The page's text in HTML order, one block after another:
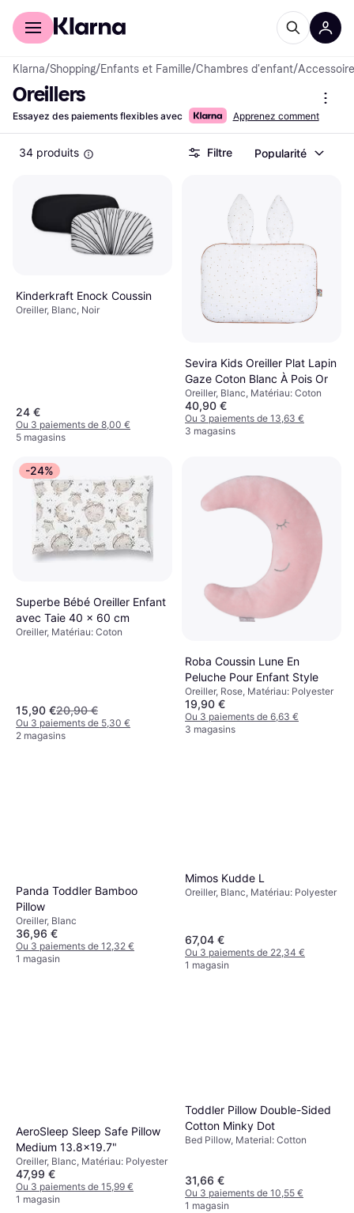
Acheter avec Klarna
Klarna/Shopping/Enfants et Famille/Chambres d'enfant/
Oreillers
Essayez des paiements flexibles avec Apprenez comment
34 produits Filtre Popularité
Kinderkraft Enock Coussin
Oreiller, Blanc, Noir
24 €
Ou 3 paiements de 8,00 €
5 magasins
Sevira Kids Oreiller Plat Lapin
Gaze Coton Blanc À Pois Or
Oreiller, Blanc, Matériau: Coton
40,90 €
Ou 3 paiements de 13,63 €
3 magasins
-24%
Superbe Bébé Oreiller Enfant
avec Taie 40 x 60 cm
Oreiller, Matériau: Coton
15,90 €20,90 €
Ou 3 paiements de 5,30 €
2 magasins
Roba Coussin Lune En
Peluche Pour Enfant Style
Oreiller, Rose, Matériau: Polyester
19,90 €
Ou 3 paiements de 6,63 €
3 magasins
Panda Toddler Bamboo
Pillow
Oreiller, Blanc
36,96 €
Ou 3 paiements de 12,32 €
1 magasin
Mimos Kudde L
Oreiller, Blanc, Matériau: Polyester
67,04 €
Ou 3 paiements de 22,34 €
1 magasin
AeroSleep Sleep Safe Pillow
Medium 13.8x19.7"
Oreiller, Blanc, Matériau: Polyester
47,99 €
Ou 3 paiements de 15,99 €
1 magasin
Toddler Pillow Double-Sided
Cotton Minky Dot
Bed Pillow, Material: Cotton
31,66 €
Ou 3 paiements de 10,55 €
1 magasin